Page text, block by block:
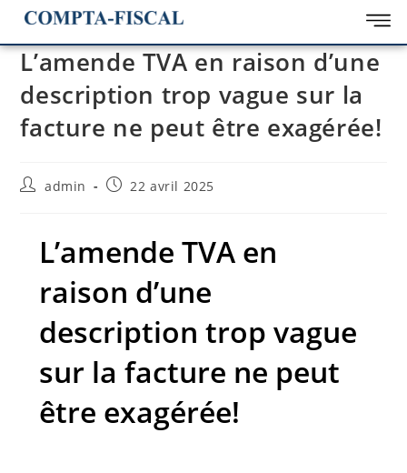
L’amende TVA en raison d’une
description trop vague sur la
facture ne peut être exagérée!
admin 22 avril 2025
L’amende TVA en
raison d’une
description trop vague
sur la facture ne peut
être exagérée!